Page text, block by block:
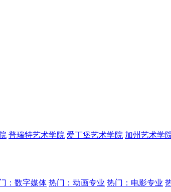
普瑞特艺术学院 爱丁堡艺术学院 加州艺术学
：数字媒体 热门：动画专业 热门：电影专业